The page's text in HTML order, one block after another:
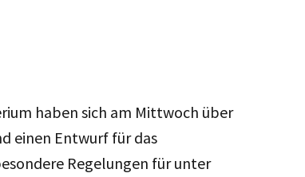
haben sich am Mittwoch über
einen Entwurf für das
Regelungen für unter